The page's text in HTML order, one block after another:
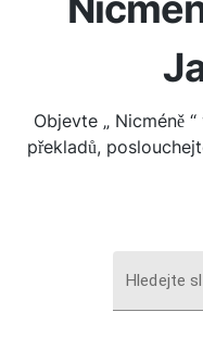
Objevte „ Nicméně
překladů,
Hledejte